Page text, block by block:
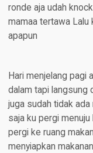
ronde aja udah
mamaa tertawa Lalu
apapun
Hari menjelang pagi
dalam tapi langsung
juga sudah tidak
saja ku pergi menuju
pergi ke ruang
menyiapkan